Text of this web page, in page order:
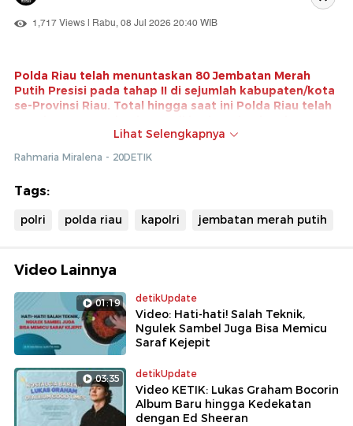
1,717 Views | Rabu, 08 Jul 2026 20:40 WIB
Polda Riau telah menuntaskan 80 Jembatan Merah
Putih Presisi pada tahap II di sejumlah kabupaten/kota
se-Provinsi Riau. Total hingga saat ini Polda Riau telah
merupakan kado spesial yang masih bertepatan di
Daya Masyarakat (SDM) Polda Riau, Kombes Boy Jeckson
wujud pengabdian Polda Riau terhadap masyarakat.
Lihat Selengkapnya
Rahmaria Miralena - 20DETIK
Tags:
polri polda riau kapolri jembatan merah putih
Video Lainnya
01:19 detikUpdate
Video: Hati-hati! Salah Teknik,
Ngulek Sambel Juga Bisa Memicu
Saraf Kejepit
03:35 detikUpdate
Video KETIK: Lukas Graham Bocorin
Album Baru hingga Kedekatan
dengan Ed Sheeran